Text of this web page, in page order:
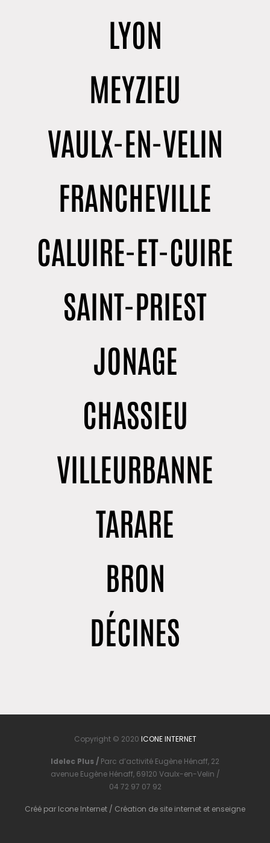
LYON
MEYZIEU
VAULX-EN-VELIN
FRANCHEVILLE
CALUIRE-ET-CUIRE
SAINT-PRIEST
JONAGE
CHASSIEU
VILLEURBANNE
TARARE
BRON
DÉCINES
Copyright © 2020 ICONE INTERNET
Idelec Plus / Parc d’activité Eugène Hénaff, 22
avenue Eugène Hénaff, 69120 Vaulx-en-Velin /
04 72 97 07 92
Créé par Icone Internet / Création de site internet et enseigne